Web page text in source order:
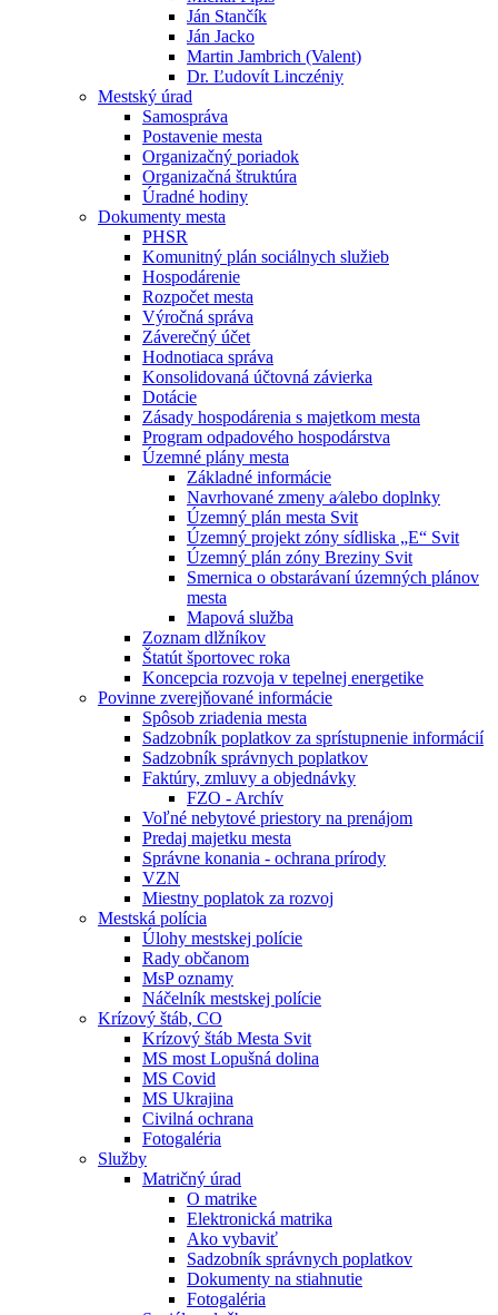
Ján Stančík
Ján Jacko
Martin Jambrich (Valent)
Dr. Ľudovít Linczéniy
Mestský úrad
Samospráva
Postavenie mesta
Organizačný poriadok
Organizačná štruktúra
Úradné hodiny
Dokumenty mesta
PHSR
Komunitný plán sociálnych služieb
Hospodárenie
Rozpočet mesta
Výročná správa
Záverečný účet
Hodnotiaca správa
Konsolidovaná účtovná závierka
Dotácie
Zásady hospodárenia s majetkom mesta
Program odpadového hospodárstva
Územné plány mesta
Základné informácie
Navrhované zmeny a⁄alebo doplnky
Územný plán mesta Svit
Územný projekt zóny sídliska „E“ Svit
Územný plán zóny Breziny Svit
Smernica o obstarávaní územných plánov
mesta
Mapová služba
Zoznam dlžníkov
Štatút športovec roka
Koncepcia rozvoja v tepelnej energetike
Povinne zverejňované informácie
Spôsob zriadenia mesta
Sadzobník poplatkov za sprístupnenie informácií
Sadzobník správnych poplatkov
Faktúry, zmluvy a objednávky
FZO - Archív
Voľné nebytové priestory na prenájom
Predaj majetku mesta
Správne konania - ochrana prírody
VZN
Miestny poplatok za rozvoj
Mestská polícia
Úlohy mestskej polície
Rady občanom
MsP oznamy
Náčelník mestskej polície
Krízový štáb, CO
Krízový štáb Mesta Svit
MS most Lopušná dolina
MS Covid
MS Ukrajina
Civilná ochrana
Fotogaléria
Služby
Matričný úrad
O matrike
Elektronická matrika
Ako vybaviť
Sadzobník správnych poplatkov
Dokumenty na stiahnutie
Fotogaléria